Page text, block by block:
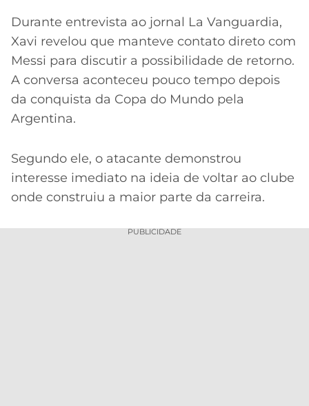
Durante entrevista ao jornal La Vanguardia,
Xavi revelou que manteve contato direto com
Messi para discutir a possibilidade de retorno.
A conversa aconteceu pouco tempo depois
da conquista da Copa do Mundo pela
Argentina.
Segundo ele, o atacante demonstrou
interesse imediato na ideia de voltar ao clube
onde construiu a maior parte da carreira.
PUBLICIDADE